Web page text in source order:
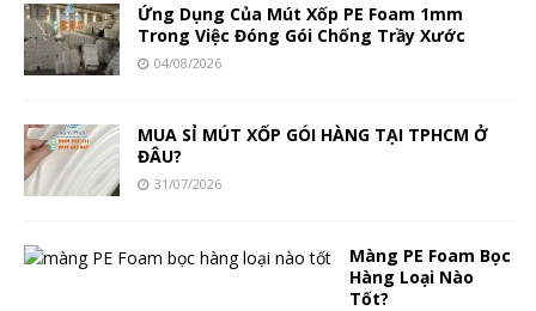
Ứng Dụng Của Mút Xốp PE Foam 1mm
Trong Việc Đóng Gói Chống Trầy Xước
04/08/2026
MUA SỈ MÚT XỐP GÓI HÀNG TẠI TPHCM Ở
ĐÂU?
31/07/2026
Màng PE Foam Bọc
Hàng Loại Nào
Tốt?